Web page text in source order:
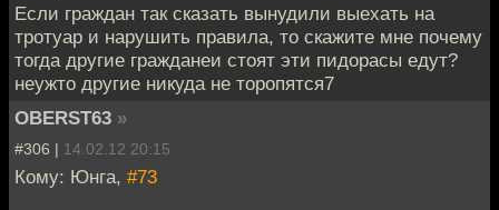
Если граждан так сказать вынудили выехать на
тротуар и нарушить правила, то скажите мне почему
тогда другие гражданеи стоят эти пидорасы едут?
неужто другие никуда не торопятся7
OBERST63 »
#306 | 14.02.12 20:15
Кому: Юнга, #73